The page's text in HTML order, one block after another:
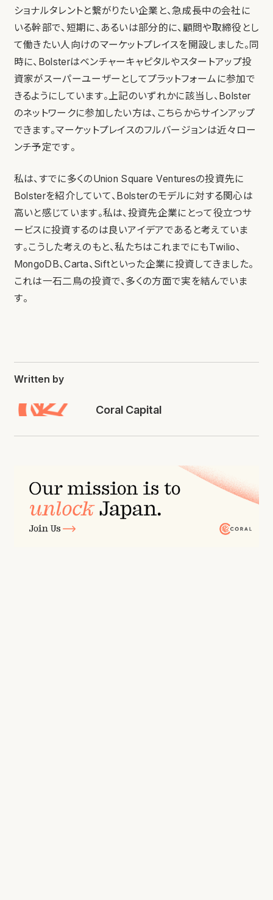
ショナルタレントと繋がりたい企業と、急成長中の会社に
いる幹部で、短期に、あるいは部分的に、顧問や取締役とし
て働きたい人向けのマーケットプレイスを開設しました。同
時に、Bolsterはベンチャーキャピタルやスタートアップ投
資家がスーパーユーザーとしてプラットフォームに参加で
きるようにしています。上記のいずれかに該当し、Bolster
のネットワークに参加したい方は、こちらからサインアップ
できます。マーケットプレイスのフルバージョンは近々ロー
ンチ予定です。
私は、すでに多くのUnion Square Venturesの投資先に
Bolsterを紹介していて、Bolsterのモデルに対する関心は
高いと感じています。私は、投資先企業にとって役立つサ
ービスに投資するのは良いアイデアであると考えていま
す。こうした考えのもと、私たちはこれまでにもTwilio、
MongoDB、Carta、Siftといった企業に投資してきました。
これは一石二鳥の投資で、多くの方面で実を結んでいま
す。
Written by
Coral Capital